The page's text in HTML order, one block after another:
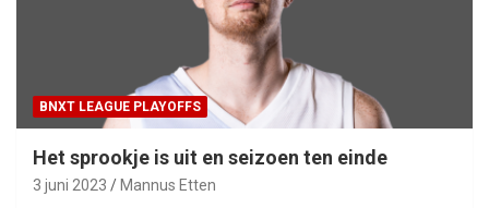
BNXT LEAGUE PLAYOFFS
Het sprookje is uit en seizoen ten einde
3 juni 2023 Mannus Etten